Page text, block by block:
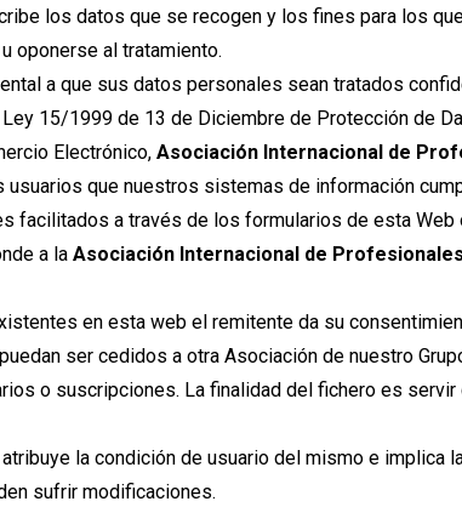
los datos que se recogen y los fines para los
oponerse al tratamiento.
a que sus datos personales sean tratados
15/1999 de 13 de Diciembre de Protección de
Electrónico, Asociación Internacional de
usuarios que nuestros sistemas de información
facilitados a través de los formularios de esta
a la Asociación Internacional de
en esta web el remitente da su
ser cedidos a otra Asociación de nuestro
o suscripciones. La finalidad del fichero es
la condición de usuario del mismo e
sufrir modificaciones.